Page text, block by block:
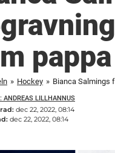
» Hockey » Bianca Salmings
ANDREAS LILLHANNUS
dec 22, 2022, 08:14
dec 22, 2022, 08:14